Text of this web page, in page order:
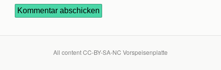
All content CC-BY-SA-NC Vorspeisenplatte